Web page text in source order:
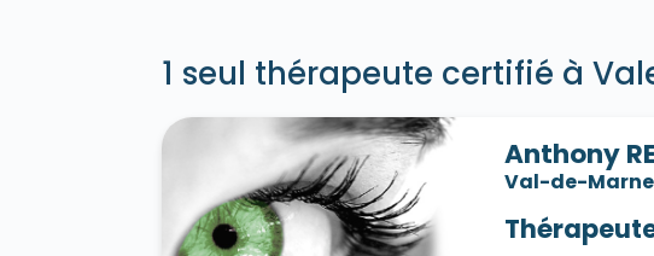
1 seul thérapeute certifié à
Anthony
Val-de-Marne